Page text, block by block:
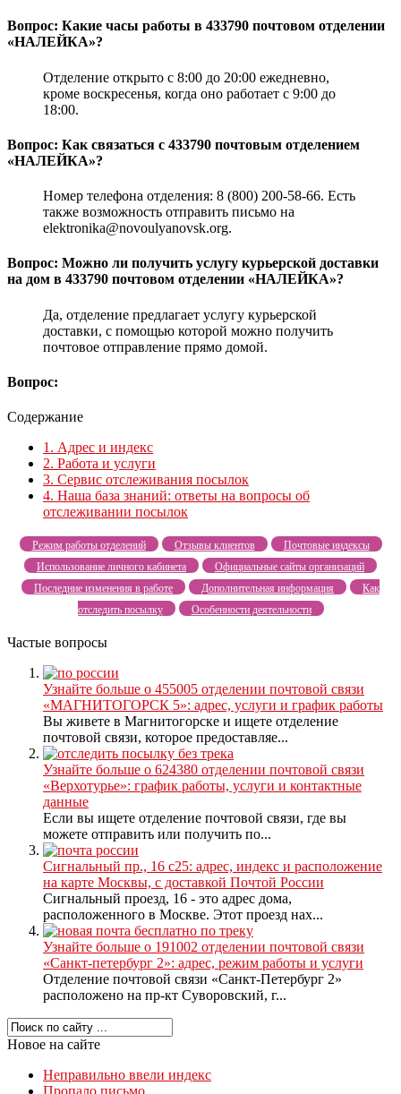
Вопрос: Какие часы работы в 433790 почтовом отделении
«НАЛЕЙКА»?
Отделение открыто с 8:00 до 20:00 ежедневно,
кроме воскресенья, когда оно работает с 9:00 до
18:00.
Вопрос: Как связаться с 433790 почтовым отделением
«НАЛЕЙКА»?
Номер телефона отделения: 8 (800) 200-58-66. Есть
также возможность отправить письмо на
elektronika@novoulyanovsk.org.
Вопрос: Можно ли получить услугу курьерской доставки
на дом в 433790 почтовом отделении «НАЛЕЙКА»?
Да, отделение предлагает услугу курьерской
доставки, с помощью которой можно получить
почтовое отправление прямо домой.
Вопрос:
Содержание
1. Адрес и индекс
2. Работа и услуги
3. Сервис отслеживания посылок
4. Наша база знаний: ответы на вопросы об
отслеживании посылок
Режим работы отделений Отзывы клиентов
Почтовые индексы
Использование личного кабинета
Официальные сайты организаций
Последние изменения в работе
Дополнительная информация
Как
отследить посылку
Особенности деятельности
Частые вопросы
Узнайте больше о 455005 отделении почтовой связи
«МАГНИТОГОРСК 5»: адрес, услуги и график работы
Вы живете в Магнитогорске и ищете отделение
почтовой связи, которое предоставляе...
Узнайте больше о 624380 отделении почтовой связи
«Верхотурье»: график работы, услуги и контактные
данные
Если вы ищете отделение почтовой связи, где вы
можете отправить или получить по...
Сигнальный пр., 16 с25: адрес, индекс и расположение
на карте Москвы, с доставкой Почтой России
Сигнальный проезд, 16 - это адрес дома,
расположенного в Москве. Этот проезд нах...
Узнайте больше о 191002 отделении почтовой связи
«Санкт-петербург 2»: адрес, режим работы и услуги
Отделение почтовой связи «Санкт-Петербург 2»
расположено на пр-кт Суворовский, г...
Новое на сайте
Неправильно ввели индекс